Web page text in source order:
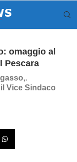
omaggio al
Pescara
Vice Sindaco